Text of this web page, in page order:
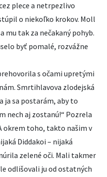
plece a netrpezlivo
o niekoľko krokov. Moll
mu tak za nečakaný pohyb.
byť pomalé, rozvážne
s očami upretými
Smrtihlavova zlodejská
ja sa postarám, aby to
nech aj zostanú!“ Pozrela
okrem toho, takto našim v
Diddakoi – nijaká
zelené oči. Mali takmer
odlišovali ju od ostatných